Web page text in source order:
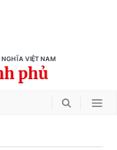
NGHĨA VIỆT NAM
phủ